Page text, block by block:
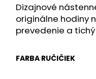
Dizajnové
originálne hodiny
prevedenie a
FARBA RUČIČIEK
–